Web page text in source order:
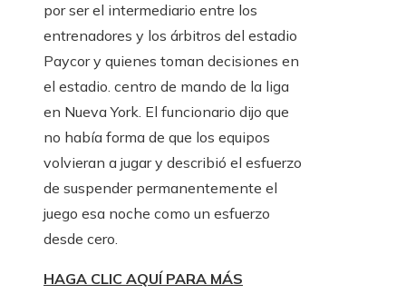
por ser el intermediario entre los
entrenadores y los árbitros del estadio
Paycor y quienes toman decisiones en
el estadio. centro de mando de la liga
en Nueva York. El funcionario dijo que
no había forma de que los equipos
volvieran a jugar y describió el esfuerzo
de suspender permanentemente el
juego esa noche como un esfuerzo
desde cero.
HAGA CLIC AQUÍ PARA MÁS